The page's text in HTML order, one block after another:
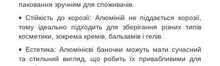
паковання зручним для споживачів.
Стійкість до корозії: Алюміній не піддається корозії,
тому ідеально підходить для зберігання різних типів
косметики, зокрема кремів, бальзамів і гелів.
Естетика: Алюмінієві баночки можуть мати сучасний
та стильний вигляд, що робить їх привабливими для